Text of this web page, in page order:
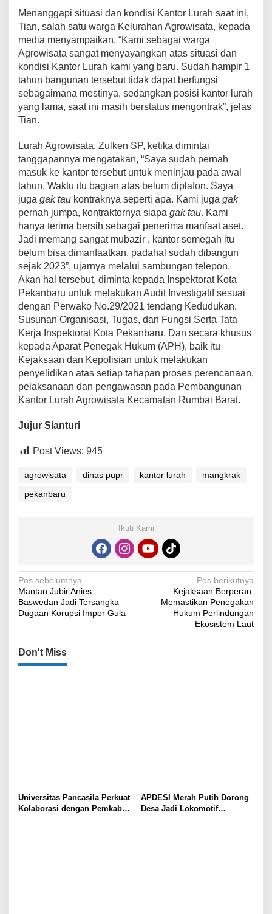
Menanggapi situasi dan kondisi Kantor Lurah saat ini,
Tian, salah satu warga Kelurahan Agrowisata, kepada
media menyampaikan, “Kami sebagai warga
Agrowisata sangat menyayangkan atas situasi dan
kondisi Kantor Lurah kami yang baru. Sudah hampir 1
tahun bangunan tersebut tidak dapat berfungsi
sebagaimana mestinya, sedangkan posisi kantor lurah
yang lama, saat ini masih berstatus mengontrak”, jelas
Tian.
Lurah Agrowisata, Zulken SP, ketika dimintai
tanggapannya mengatakan, “Saya sudah pernah
masuk ke kantor tersebut untuk meninjau pada awal
tahun. Waktu itu bagian atas belum diplafon. Saya
juga gak tau kontraknya seperti apa. Kami juga gak
pernah jumpa, kontraktornya siapa gak tau. Kami
hanya terima bersih sebagai penerima manfaat aset.
Jadi memang sangat mubazir , kantor semegah itu
belum bisa dimanfaatkan, padahal sudah dibangun
sejak 2023”, ujarnya melalui sambungan telepon.
Akan hal tersebut, diminta kepada Inspektorat Kota
Pekanbaru untuk melakukan Audit Investigatif sesuai
dengan Perwako No.29/2021 tendang Kedudukan,
Susunan Organisasi, Tugas, dan Fungsi Serta Tata
Kerja Inspektorat Kota Pekanbaru. Dan secara khusus
kepada Aparat Penegak Hukum (APH), baik itu
Kejaksaan dan Kepolisian untuk melakukan
penyelidikan atas setiap tahapan proses perencanaan,
pelaksanaan dan pengawasan pada Pembangunan
Kantor Lurah Agrowisata Kecamatan Rumbai Barat.
Jujur Sianturi
Post Views: 945
agrowisata dinas pupr kantor lurah
mangkrak
pekanbaru
Ikuti Kami
Navigasi
pos
Pos sebelumnya
Mantan Jubir Anies
Baswedan Jadi Tersangka
Dugaan Korupsi Impor Gula
Pos berikutnya
Kejaksaan Berperan
Memastikan Penegakan
Hukum Perlindungan
Ekosistem Laut
Don't Miss
Universitas Pancasila Perkuat
Kolaborasi dengan Pemkab
APDESI Merah Putih Dorong
Desa Jadi Lokomotif